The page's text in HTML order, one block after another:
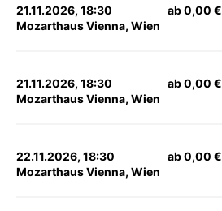
21.11.2026, 18:30
Mozarthaus Vienna, Wien
ab 0,00 €
21.11.2026, 18:30
Mozarthaus Vienna, Wien
ab 0,00 €
22.11.2026, 18:30
Mozarthaus Vienna, Wien
ab 0,00 €